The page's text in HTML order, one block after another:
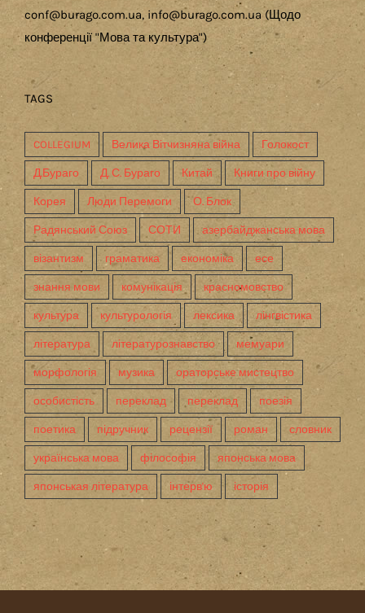
conf@burago.com.ua, info@burago.com.ua (Щодо
конференції "Мова та культура")
TAGS
COLLEGIUM Велика Вітчизняна війна Голокост
Д.Бураго Д. С. Бураго Китай Книги про війну
Корея Люди Перемоги О. Блок
Радянський Союз СОТИ азербайджанська мова
візантизм граматика економіка есе
знання мови комунікація красномовство
культура культурологія лексика лінгвістика
література літературознавство мемуари
морфологія музика ораторське мистецтво
особистість переклад переклад поезія
поетика підручник рецензії роман словник
українська мова філософія японська мова
японськая література інтерв'ю історія